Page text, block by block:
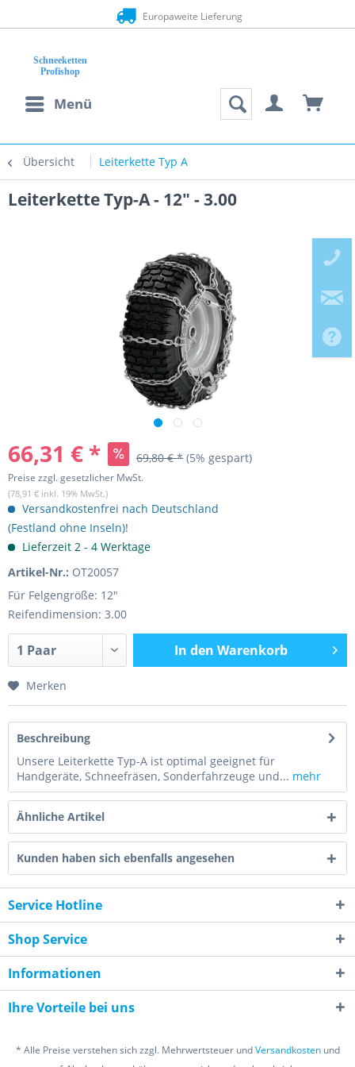
Europaweite Lieferung
Menü
Übersicht Leiterkette Typ A
Leiterkette Typ-A - 12" - 3.00
66,31 € * 69,80 € * (5% gespart)
Preise zzgl. gesetzlicher MwSt.
(78,91 € inkl. 19% MwSt.)
Versandkostenfrei nach Deutschland
(Festland ohne Inseln)!
Lieferzeit 2 - 4 Werktage
Artikel-Nr.: OT20057
Für Felgengröße: 12"
Reifendimension: 3.00
In den Warenkorb
Merken
Beschreibung
Unsere Leiterkette Typ-A ist optimal geeignet für
Handgeräte, Schneefräsen, Sonderfahrzeuge und... mehr
Ähnliche Artikel
Kunden haben sich ebenfalls angesehen
Service Hotline
Shop Service
Informationen
Ihre Vorteile bei uns
* Alle Preise verstehen sich zzgl. Mehrwertsteuer undVersandkostenund